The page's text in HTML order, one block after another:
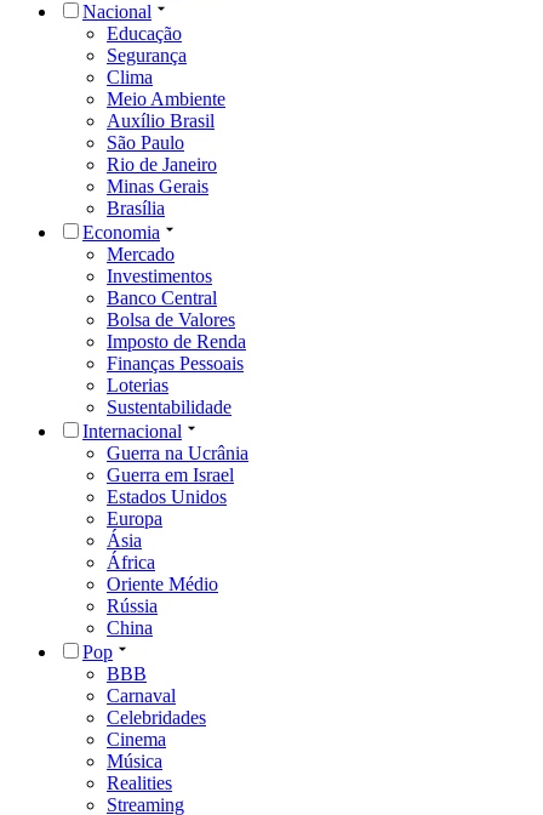
Nacional
Educação
Segurança
Clima
Meio Ambiente
Auxílio Brasil
São Paulo
Rio de Janeiro
Minas Gerais
Brasília
Economia
Mercado
Investimentos
Banco Central
Bolsa de Valores
Imposto de Renda
Finanças Pessoais
Loterias
Sustentabilidade
Internacional
Guerra na Ucrânia
Guerra em Israel
Estados Unidos
Europa
Ásia
África
Oriente Médio
Rússia
China
Pop
BBB
Carnaval
Celebridades
Cinema
Música
Realities
Streaming